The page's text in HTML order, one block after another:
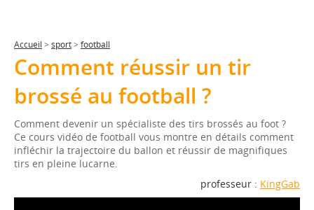
Accueil > sport> football
Comment réussir un tir
brossé au football ?
Comment devenir un spécialiste des tirs brossés au foot ?
Ce cours vidéo de football vous montre en détails comment
infléchir la trajectoire du ballon et réussir de magnifiques
tirs en pleine lucarne.
professeur : KingGab